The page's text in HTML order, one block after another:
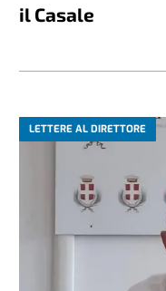
il Casale
LETTERE AL DIRETTORE